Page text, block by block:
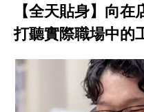
【全天貼身】向
打聽實際職場中的